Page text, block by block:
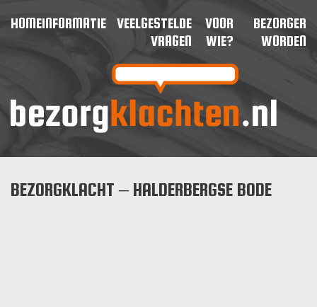
HOMEINFORMATIE
VEELGESTELDE
VRAGEN
VOOR
WIE?
BEZORGER
WORDEN
BEZORGKLACHT – HALDERBERGSE BODE